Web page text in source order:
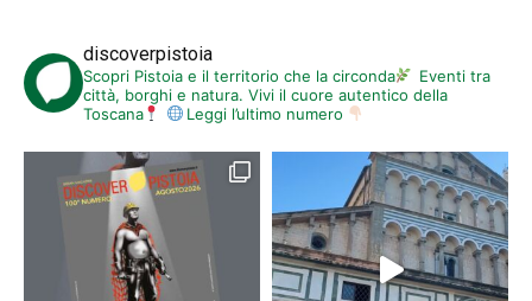
discoverpistoia
Scopri Pistoia e il territorio che la circonda
Eventi tra
città, borghi e natura. Vivi il cuore autentico della
Toscana
Leggi l’ultimo numero